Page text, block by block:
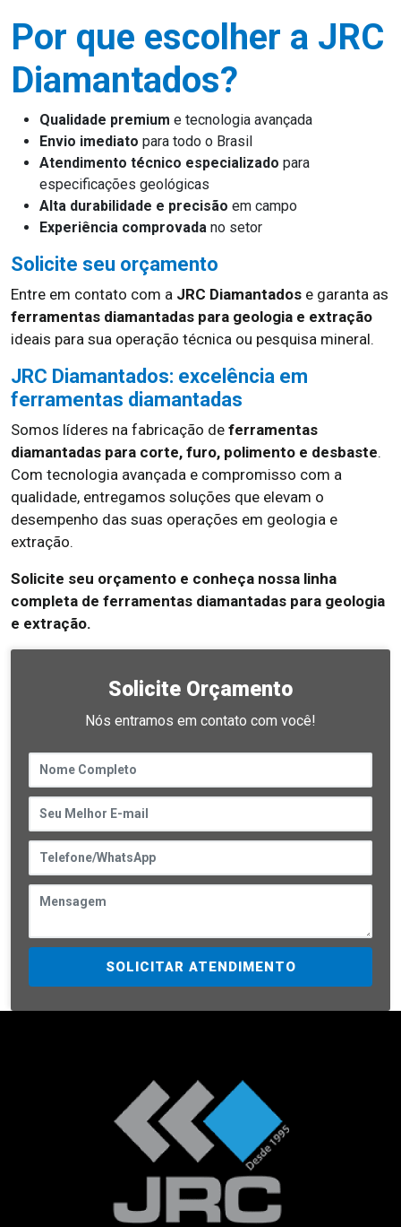
Por que escolher a JRC
Diamantados?
Qualidade premium e tecnologia avançada
Envio imediato para todo o Brasil
Atendimento técnico especializado para
especificações geológicas
Alta durabilidade e precisão em campo
Experiência comprovada no setor
Solicite seu orçamento
Entre em contato com a JRC Diamantados e garanta as
ferramentas diamantadas para geologia e extração
ideais para sua operação técnica ou pesquisa mineral.
JRC Diamantados: excelência em
ferramentas diamantadas
Somos líderes na fabricação de ferramentas
diamantadas para corte, furo, polimento e desbaste.
Com tecnologia avançada e compromisso com a
qualidade, entregamos soluções que elevam o
desempenho das suas operações em geologia e
extração.
Solicite seu orçamento e conheça nossa linha
completa de ferramentas diamantadas para geologia
e extração.
Solicite Orçamento
Nós entramos em contato com você!
SOLICITAR ATENDIMENTO